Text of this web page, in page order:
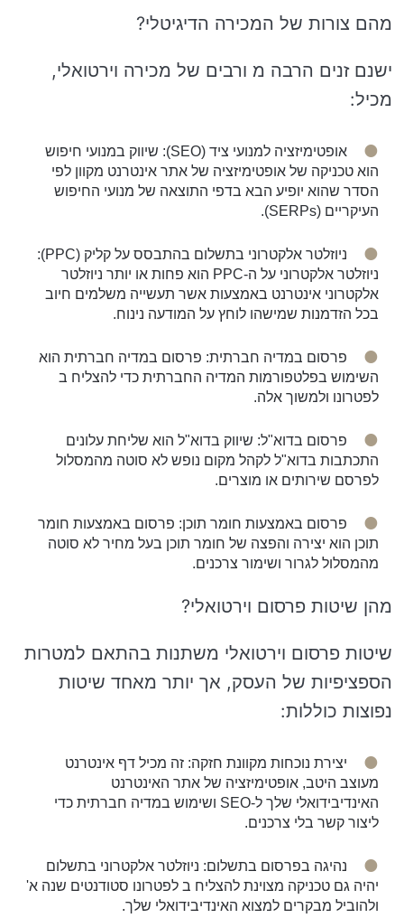
מהם צורות של המכירה הדיגיטלי?
ישנם זנים הרבה מ ורבים של מכירה וירטואלי,
מכיל:
אופטימיזציה למנועי ציד (SEO): שיווק במנועי חיפוש
הוא טכניקה של אופטימיזציה של אתר אינטרנט מקוון לפי
הסדר שהוא יופיע הבא בדפי התוצאה של מנועי החיפוש
העיקריים (SERPs).
ניוזלטר אלקטרוני בתשלום בהתבסס על קליק (PPC):
ניוזלטר אלקטרוני על ה-PPC הוא פחות או יותר ניוזלטר
אלקטרוני אינטרנט באמצעות אשר תעשייה משלמים חיוב
בכל הזדמנות שמישהו לוחץ על המודעה נינוח.
פרסום במדיה חברתית: פרסום במדיה חברתית הוא
השימוש בפלטפורמות המדיה החברתית כדי להצליח ב
לפטרונו ולמשוך אלה.
פרסום בדוא"ל: שיווק בדוא"ל הוא שליחת עלונים
התכתבות בדוא"ל לקהל מקום נופש לא סוטה מהמסלול
לפרסם שירותים או מוצרים.
פרסום באמצעות חומר תוכן: פרסום באמצעות חומר
תוכן הוא יצירה והפצה של חומר תוכן בעל מחיר לא סוטה
מהמסלול לגרור ושימור צרכנים.
מהן שיטות פרסום וירטואלי?
שיטות פרסום וירטואלי משתנות בהתאם למטרות
הספציפיות של העסק, אך יותר מאחד שיטות
נפוצות כוללות:
יצירת נוכחות מקוונת חזקה: זה מכיל דף אינטרנט
מעוצב היטב, אופטימיזציה של אתר האינטרנט
האינדיבידואלי שלך ל-SEO ושימוש במדיה חברתית כדי
ליצור קשר בלי צרכנים.
נהיגה בפרסום בתשלום: ניוזלטר אלקטרוני בתשלום
יהיה גם טכניקה מצוינת להצליח ב לפטרונו סטודנטים שנה א'
ולהוביל מבקרים למצוא האינדיבידואלי שלך.